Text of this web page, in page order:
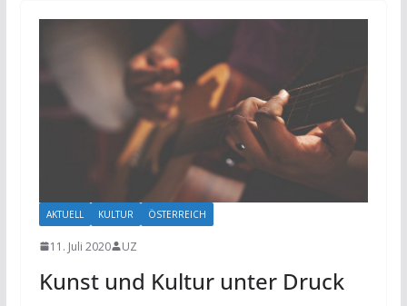
AKTUELL KULTUR ÖSTERREICH
11. Juli 2020 UZ
Kunst und Kultur unter Druck